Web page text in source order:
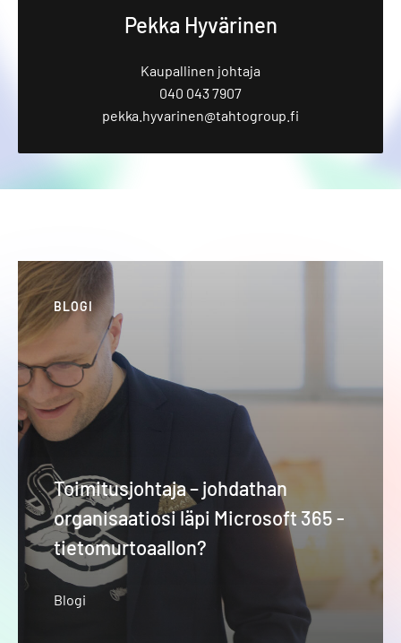
Pekka Hyvärinen
Kaupallinen johtaja
040 043 7907
pekka.hyvarinen@tahtogroup.fi
BLOGI
Toimitusjohtaja – johdathan
organisaatiosi läpi Microsoft 365 -
tietomurtoaallon?
Blogi